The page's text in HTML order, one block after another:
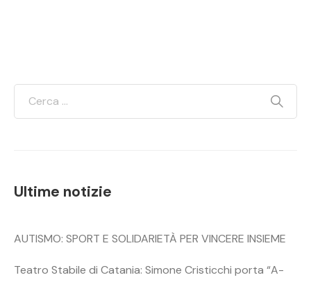
Ultime notizie
AUTISMO: SPORT E SOLIDARIETÀ PER VINCERE INSIEME
Teatro Stabile di Catania: Simone Cristicchi porta “A-